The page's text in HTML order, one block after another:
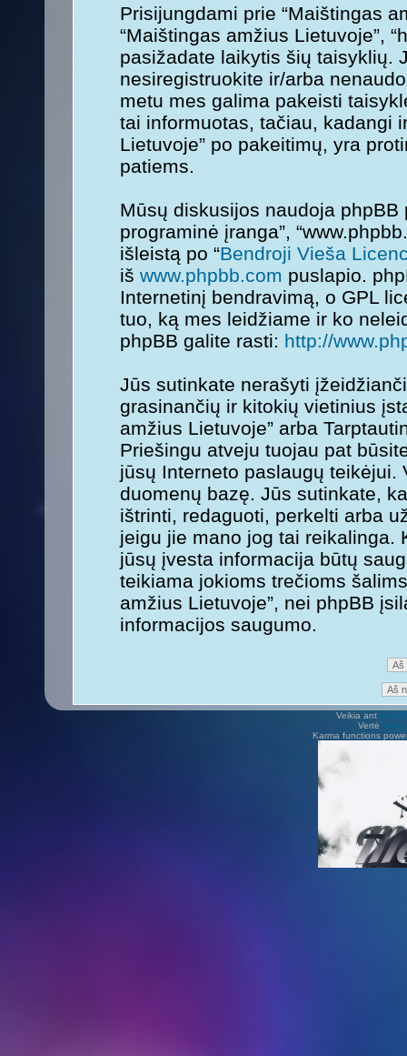
Prisijungdami prie “Maištingas
“Maištingas amžius Lietuvoje”,
pasižadate laikytis šių taisyklių.
nesiregistruokite ir/arba
metu mes galima pakeisti
tai informuotas, tačiau, kadangi
Lietuvoje” po pakeitimų, yra
patiems.
Mūsų diskusijos naudoja phpBB
programinė įranga”,
išleistą po “Bendroji Vieša
iš www.phpbb.com puslapio.
Internetinį bendravimą, o GPL
tuo, ką mes leidžiame ir ko
phpBB galite rasti: http://
Jūs sutinkate nerašyti
grasinančių ir kitokių vietinius
amžius Lietuvoje” arba
Priešingu atveju tuojau pat
jūsų Interneto paslaugų
duomenų bazę. Jūs sutinkate,
ištrinti, redaguoti, perkelti arba
jeigu jie mano jog tai reikalinga.
jūsų įvesta informacija būtų
teikiama jokioms trečioms
amžius Lietuvoje”, nei phpBB
informacijos saugumo.
Veikia ant
Vertė Vilius
Karma functions